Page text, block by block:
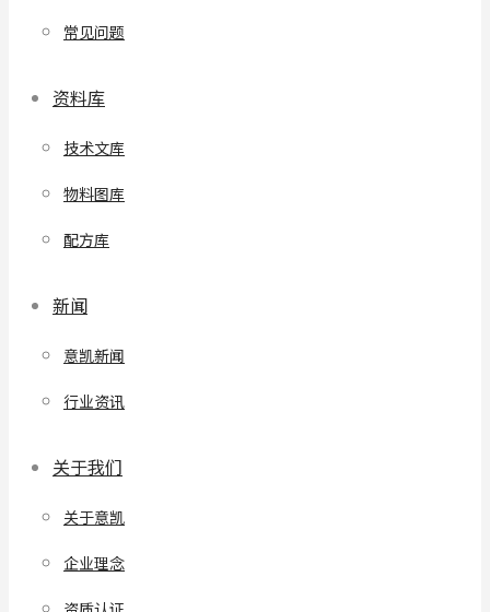
常见问题
资料库
技术文库
物料图库
配方库
新闻
意凯新闻
行业资讯
关于我们
关于意凯
企业理念